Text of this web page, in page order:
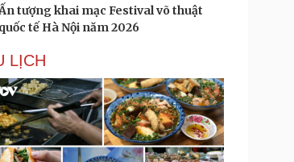
tượng khai mạc Festival võ thuật
quốc tế Hà Nội năm 2026
LỊCH